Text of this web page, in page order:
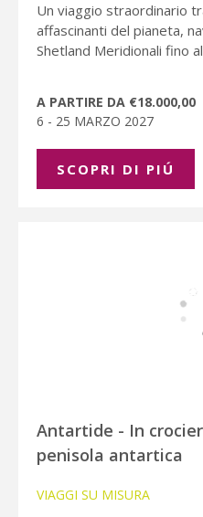
Un viaggio straordinario
affascinanti del pianeta,
Shetland Meridionali fino
A PARTIRE DA €18.000,00
6 - 25 MARZO 2027
SCOPRI DI PIÚ
Antartide - In
penisola antartica
VIAGGI SU MISURA